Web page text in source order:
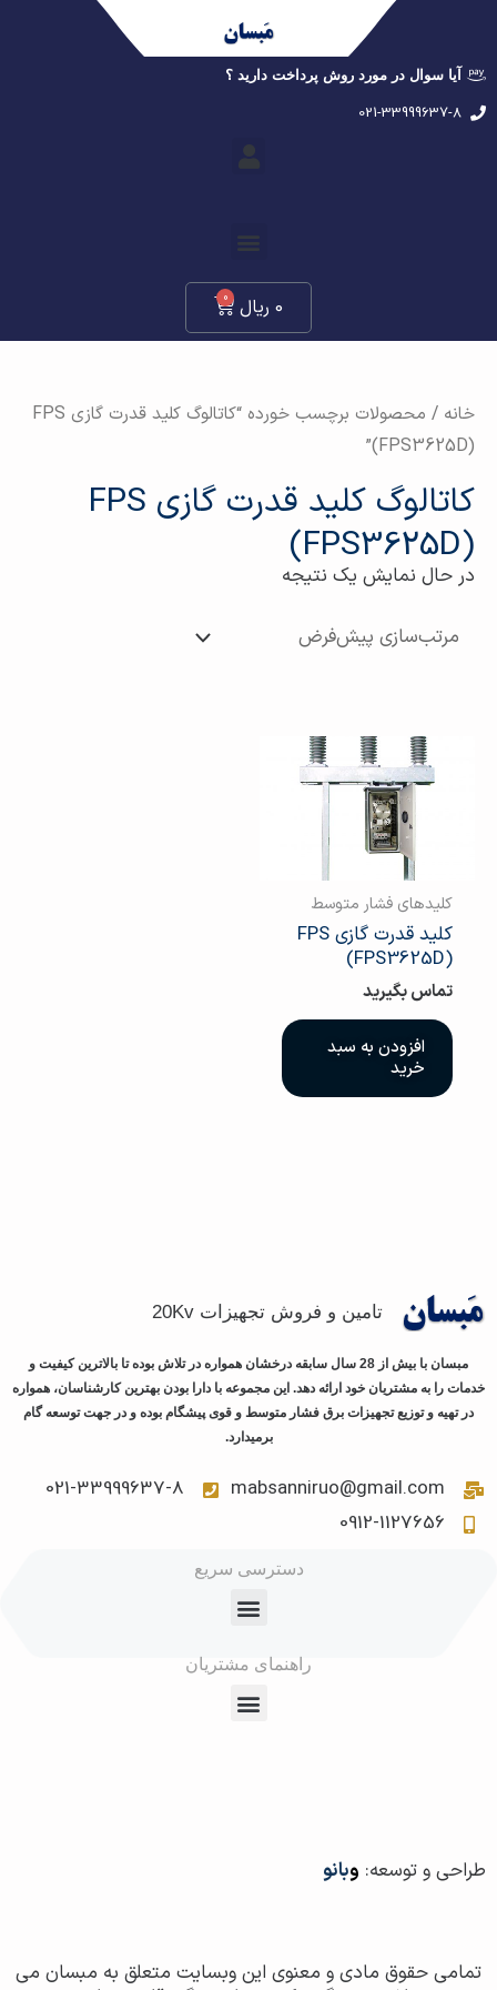
آیا سوال در مورد روش پرداخت دارید ؟
021-33999637-8
0 ریال 0
خانه
/ محصولات برچسب خورده “کاتالوگ کلید قدرت گازی FPS
(FPS3625D)”
کاتالوگ کلید قدرت گازی FPS
(FPS3625D)
در حال نمایش یک نتیجه
کلیدهای فشار متوسط
کلید قدرت گازی FPS
(FPS3625D)
تماس بگیرید
افزودن به سبد
خرید
تامین و فروش تجهیزات 20Kv
مبسان با بیش از 28 سال سابقه درخشان همواره در تلاش بوده تا بالاترین کیفیت و
خدمات را به مشتریان خود ارائه دهد. این مجموعه با دارا بودن بهترین کارشناسان، همواره
در تهیه و توزیع تجهیزات برق فشار متوسط و قوی پیشگام بوده و در جهت توسعه گام
برمیدارد.
mabsanniruo@gmail.com
021-33999637-8
0912-1127656
دسترسی سریع
راهنمای مشتریان
طراحی و توسعه: وبانو
تمامی حقوق مادی و معنوی این وبسایت متعلق به مبسان می